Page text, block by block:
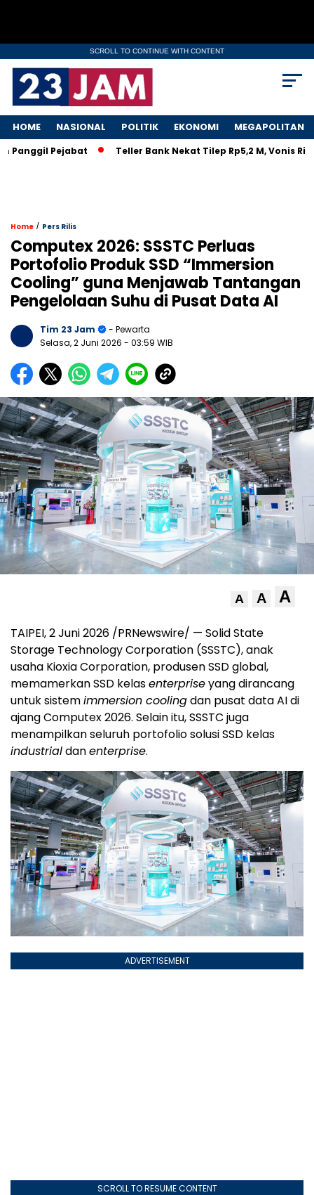
SCROLL TO CONTINUE WITH CONTENT
HOME NASIONAL POLITIK EKONOMI MEGAPOLITAN
Pejabat Teller Bank Nekat Tilep Rp5,2 M, Vonis
Home / Pers Rilis
Computex 2026: SSSTC Perluas
Portofolio Produk SSD “Immersion
Cooling” guna Menjawab Tantangan
Pengelolaan Suhu di Pusat Data AI
Tim 23 Jam
- Pewarta
Selasa, 2 Juni 2026 - 03:59 WIB
A A A
TAIPEI, 2 Juni 2026 /PRNewswire/ — Solid State
Storage Technology Corporation (SSSTC), anak
usaha Kioxia Corporation, produsen SSD global,
memamerkan SSD kelasenterpriseyang dirancang
untuk sistemimmersion coolingdan pusat data AI di
ajang Computex 2026. Selain itu, SSSTC juga
menampilkan seluruh portofolio solusi SSD kelas
industrialdanenterprise.
ADVERTISEMENT
SCROLL TO RESUME CONTENT